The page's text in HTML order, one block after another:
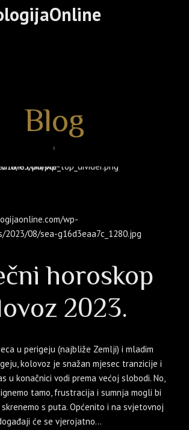
Blog
horoskop
2023.
u perigeju (najbliže Zemlji) i mladim
kolovoz je snažan mjesec tranzicije i
u konačnici vodi prema većoj slobodi. No,
tamo, frustracija i sumnja mogli bi
s puta. Općenito i na svjetovnoj
će se vjerojatno...